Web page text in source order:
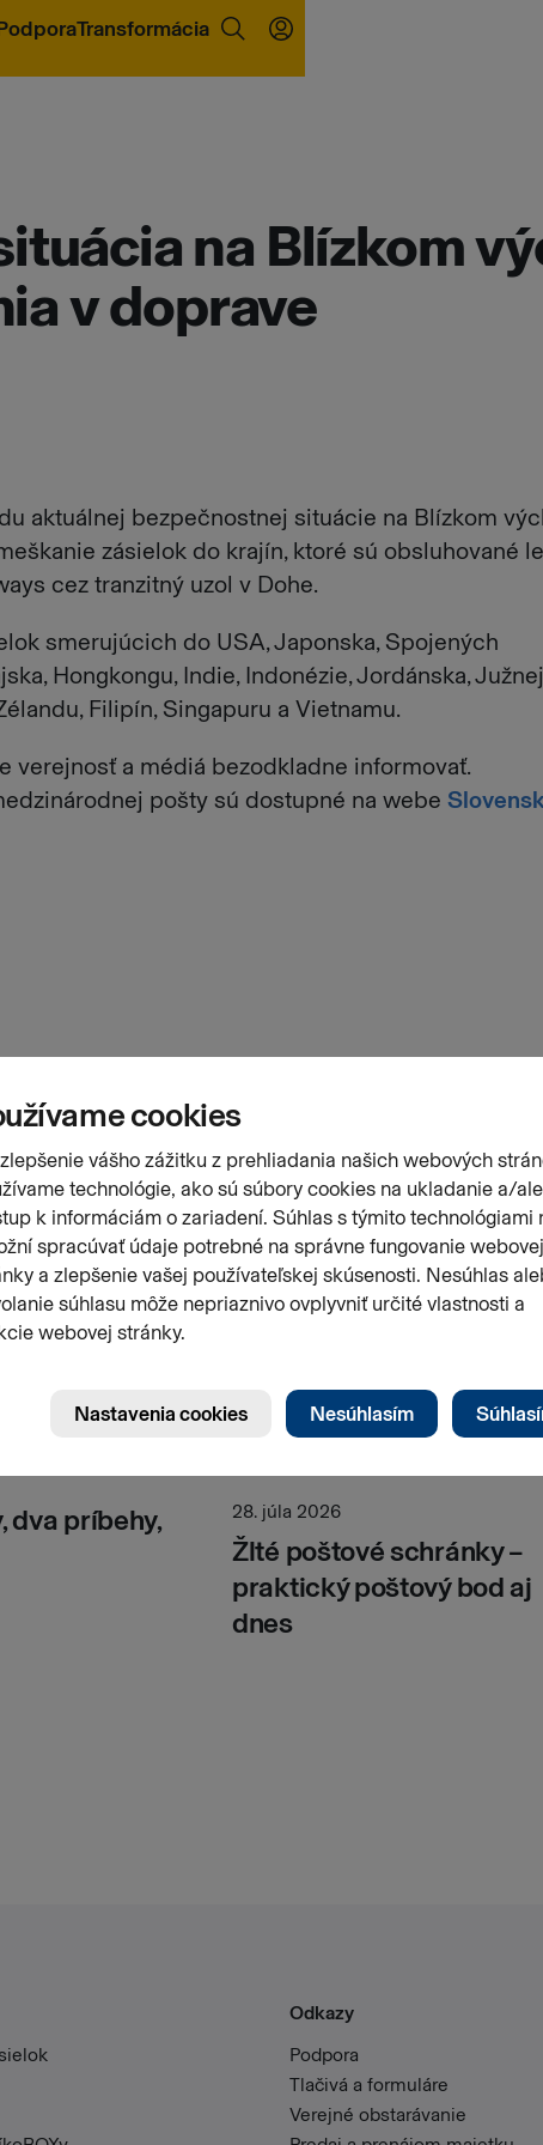
Transformácia
na Blízkom
v doprave
aktuálnej bezpečnostnej situácie na Blízkom
zásielok do krajín, ktoré sú obsluhované
cez tranzitný uzol v Dohe.
smerujúcich do USA, Japonska, Spojených
Hongkongu, Indie, Indonézie, Jordánska, Južnej
Filipín, Singapuru a Vietnamu.
verejnosť a médiá bezodkladne informovať.
pošty sú dostupné na webe
dva príbehy,
28. júla 2026
Žlté poštové schránky –
praktický poštový bod aj
dnes
Odkazy
Podpora
Tlačivá a formuláre
Verejné obstarávanie